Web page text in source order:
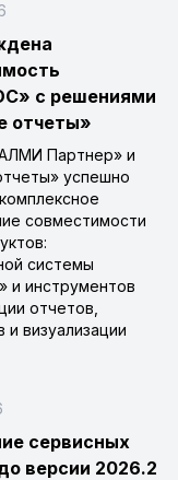
с решениями
отчеты»
Партнер» и
успешно
совместимости
системы
и инструментов
отчетов,
и визуализации
сервисных
версии 2026.2